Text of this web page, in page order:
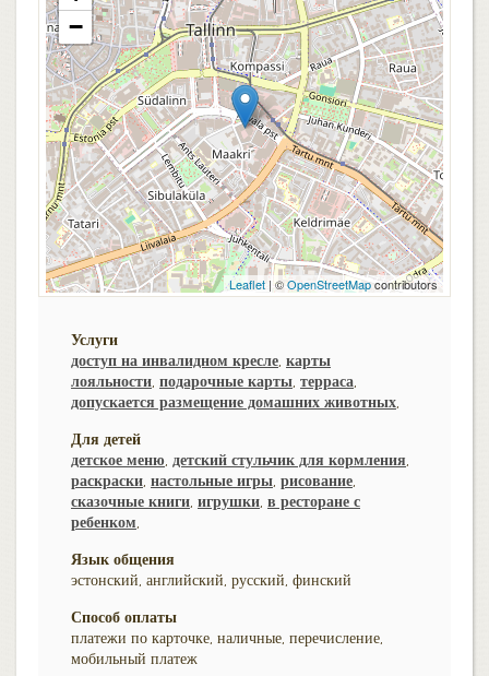
−
Leaflet| ©OpenStreetMapcontributors
Услуги
доступ на инвалидном кресле, карты
лояльности, подарочные карты, терраса,
допускается размещение домашних животных,
Для детей
детское меню, детский стульчик для кормления,
раскраски, настольные игры, рисование,
сказочные книги, игрушки, в ресторане с
ребенком,
Язык общения
эстонский, английский, русский, финский
Способ оплаты
платежи по карточке, наличные, перечисление,
мобильный платеж